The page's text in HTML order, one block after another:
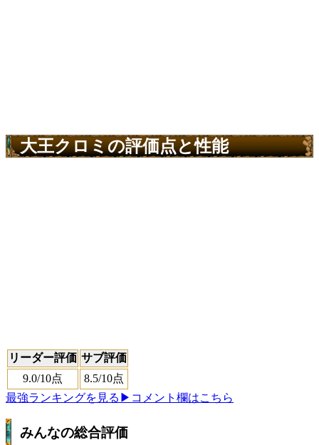
大王クロミの評価点と性能
リーダー評価 サブ評価
9.0/10点 8.5/10点
最強ランキングを見る ▶コメント欄はこちら
みんなの総合評価